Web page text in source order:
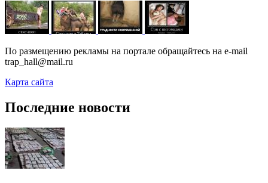
По размещению рекламы на портале обращайтесь на e-mail
trap_hall@mail.ru
Карта сайта
Последние новости